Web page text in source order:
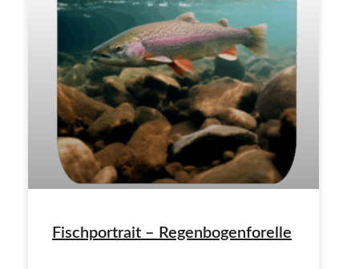
Fischportrait – Regenbogenforelle